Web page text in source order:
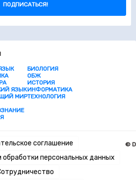
ПОДПИСАТЬСЯ!
ЯЗЫК
МИР
БИОЛОГИЯ
ОБЖ
ИСТОРИЯ
ИНФОРМАТИКА
ТЕХНОЛОГИЯ
соглашение
обработки персональных данных
©